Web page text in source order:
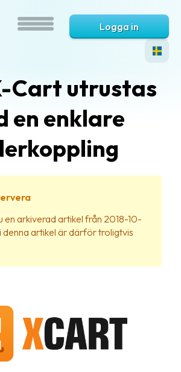
Logga in
Cart utrustas
en enklare
en arkiverad artikel från 2018-10-
denna artikel är därför troligtvis